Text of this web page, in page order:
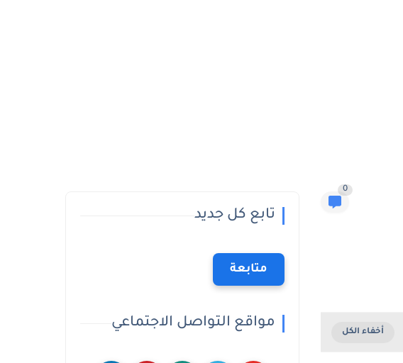
0
تابع كل جديد
متابعة
مواقع التواصل الاجتماعي